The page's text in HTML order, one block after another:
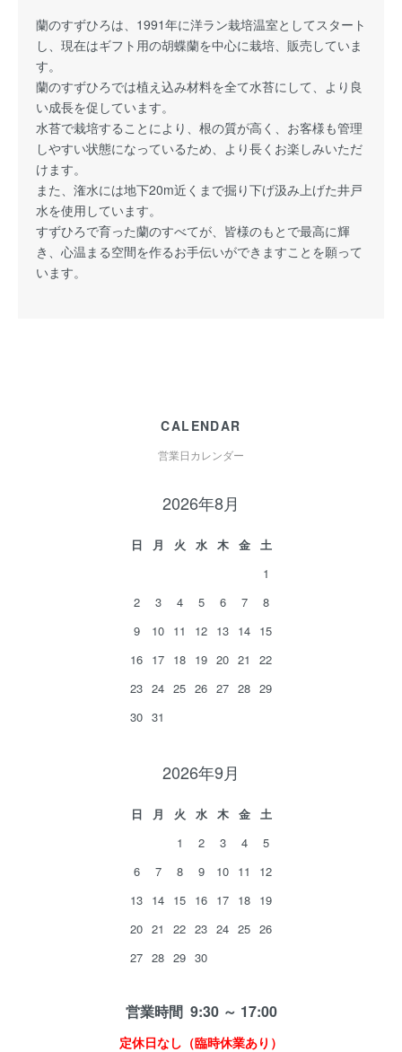
蘭のすずひろは、1991年に洋ラン栽培温室としてスタート
し、現在はギフト用の胡蝶蘭を中心に栽培、販売していま
す。
蘭のすずひろでは植え込み材料を全て水苔にして、より良
い成長を促しています。
水苔で栽培することにより、根の質が高く、お客様も管理
しやすい状態になっているため、より長くお楽しみいただ
けます。
また、潅水には地下20m近くまで掘り下げ汲み上げた井戸
水を使用しています。
すずひろで育った蘭のすべてが、皆様のもとで最高に輝
き、心温まる空間を作るお手伝いができますことを願って
います。
CALENDAR
営業日カレンダー
2026年8月
日 月 火 水 木 金
土
1
2
3 4 5 6 7
8
9
10 11 12 13 14 15
16 17 18 19 20 21
22
23 24 25 26 27 28 29
30 31
2026年9月
日 月 火 水 木 金
土
1
2 3 4
5
6
7 8 9 10 11
12
13 14 15 16 17 18 19
20 21 22 23 24 25 26
27 28 29 30
営業時間 9:30 ～ 17:00
定休日なし（臨時休業あり）